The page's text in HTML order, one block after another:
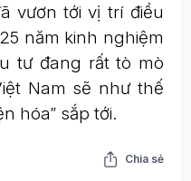
vươn tới vị trí điều
năm kinh nghiệm
tư đang rất tò mò
Nam sẽ như thế
hóa” sắp tới.
Chia sẻ